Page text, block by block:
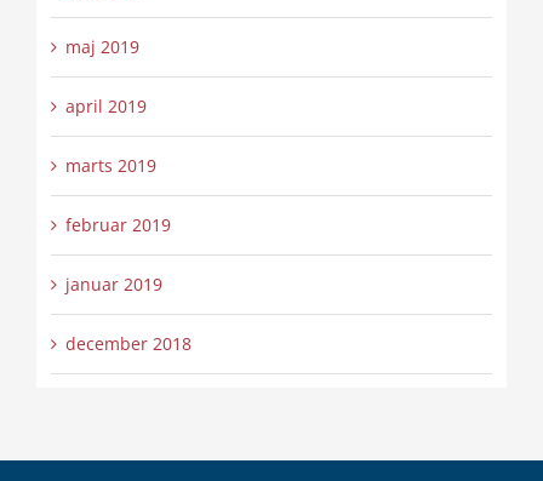
maj 2019
april 2019
marts 2019
februar 2019
januar 2019
december 2018